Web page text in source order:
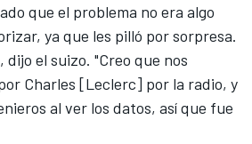
que el problema no era algo
ya que les pilló por sorpresa.
el suizo. "Creo que nos
Charles [Leclerc] por la radio, y
al ver los datos, así que fue